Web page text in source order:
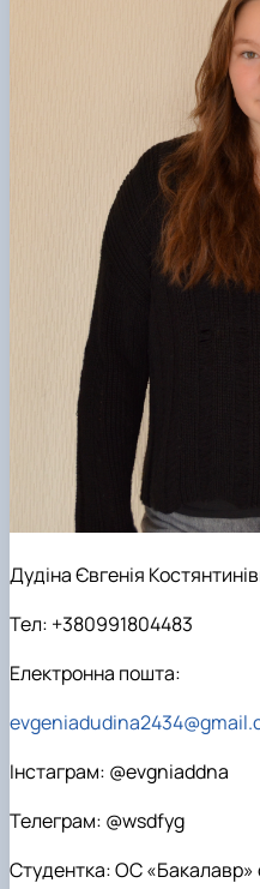
Дудіна Євгенія
Тел: +380991804483
Електронна пошта:
Інстаграм: @evgniaddna
Телеграм: @wsdfyg
Студентка: ОС «Бакалавр»